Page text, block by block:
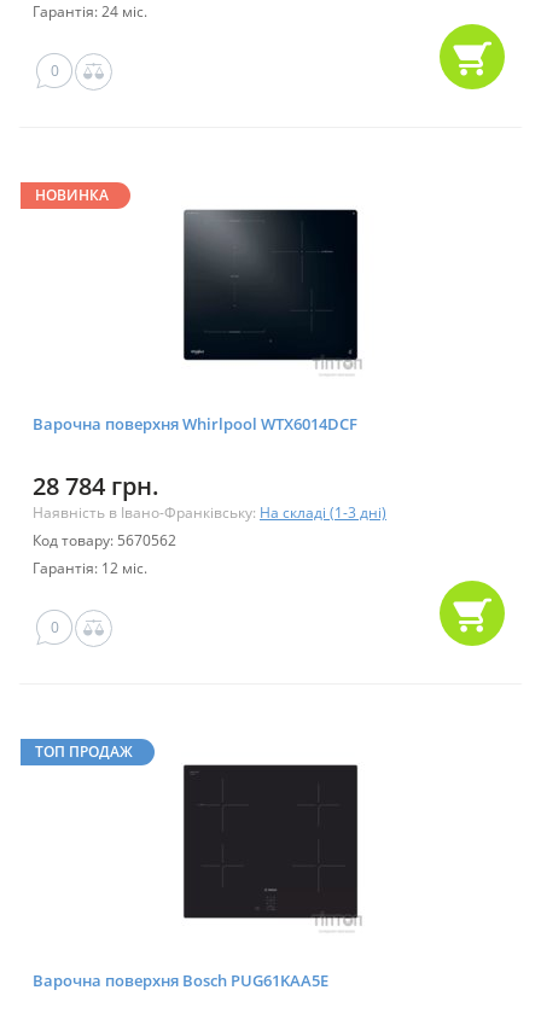
Гарантія: 24 міс.
0
НОВИНКА
Варочна поверхня Whirlpool WTX6014DCF
28 784 грн.
Наявність в Івано-Франківську: На складі (1-3 дні)
Код товару: 5670562
Гарантія: 12 міс.
0
ТОП ПРОДАЖ
Варочна поверхня Bosch PUG61KAA5E